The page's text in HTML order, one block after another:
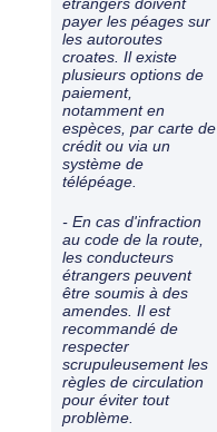
payer les péages sur
les autoroutes
croates. Il existe
plusieurs options de
paiement,
notamment en
espèces, par carte de
crédit ou via un
système de
télépéage.
- En cas d'infraction
au code de la route,
les conducteurs
étrangers peuvent
être soumis à des
amendes. Il est
recommandé de
respecter
scrupuleusement les
règles de circulation
pour éviter tout
problème.